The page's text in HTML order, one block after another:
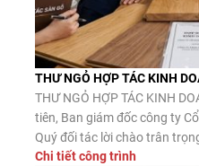
THƯ NGỎ HỢP TÁC KINH
THƯ NGỎ HỢP TÁC KINH
tiên, Ban giám đốc công ty
Quý đối tác lời chào trân
công. Công ty CP Sàn Đẹp là
Chi tiết công trình